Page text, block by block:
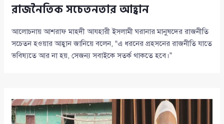
রাজনৈতিক সচেতনতার আহ্বান
আলোচনায় আশরাফ মাহদী আযহারী ইসলামী ঘরানার মানুষদের রাজনীতি
সচেতন হওয়ার আহ্বান জানিয়ে বলেন, “এ ধরনের প্রহসনের রাজনীতি যাতে
ভবিষ্যতে আর না হয়, সেজন্য সবাইকে সতর্ক থাকতে হবে।”